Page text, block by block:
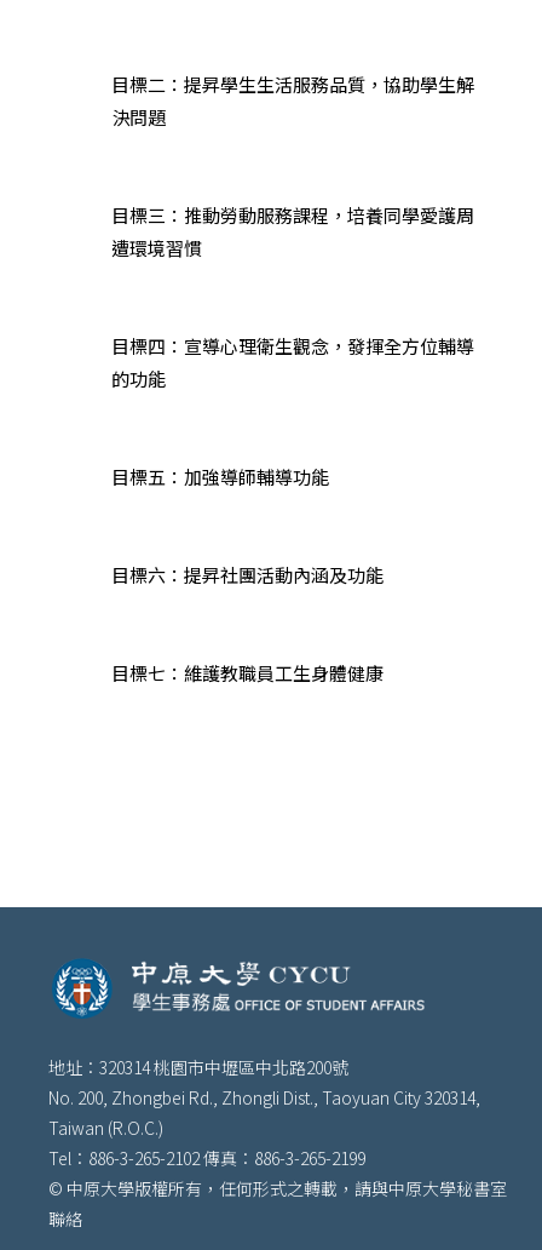
目標二：提昇學生生活服務品質，協助學生解
決問題
目標三：推動勞動服務課程，培養同學愛護周
遭環境習慣
目標四：宣導心理衛生觀念，發揮全方位輔導
的功能
目標五：加強導師輔導功能
目標六：提昇社團活動內涵及功能
目標七：維護教職員工生身體健康
地址：320314 桃園市中壢區中北路200號
No. 200, Zhongbei Rd., Zhongli Dist., Taoyuan City 320314,
Taiwan (R.O.C.)
Tel：886-3-265-2102 傳真：886-3-265-2199
© 中原大學版權所有，任何形式之轉載，請與中原大學秘書室
聯絡